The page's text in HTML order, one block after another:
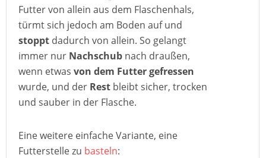
Futter von allein aus dem Flaschenhals,
türmt sich jedoch am Boden auf und
stoppt dadurch von allein. So gelangt
immer nur Nachschub nach draußen,
wenn etwas von dem Futter gefressen
wurde, und der Rest bleibt sicher, trocken
und sauber in der Flasche.
Eine weitere einfache Variante, eine
Futterstelle zu basteln: